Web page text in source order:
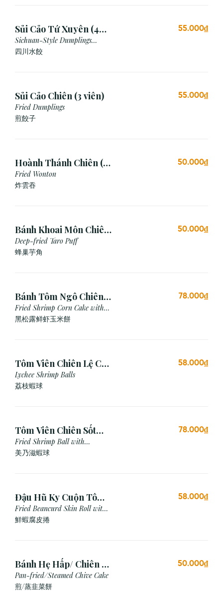
Sủi Cảo Tứ Xuyên (4
viên)
Sichuan-Style Dumplings
(Spicy)
四川水餃
55.000₫
Sủi Cảo Chiên (3 viên)
Fried Dumplings
煎餃子
55.000₫
Hoành Thánh Chiên (3
viên)
Fried Wonton
炸雲吞
50.000₫
Bánh Khoai Môn Chiên
Xù (3 viên)
Deep-fried Taro Puff
蜂巢芋角
50.000₫
Bánh Tôm Ngô Chiên
Nấm Truffle (3 viên)
Fried Shrimp Corn Cake with
Truffle
黑松露鲜虾玉米餅
78.000₫
Tôm Viên Chiên Lệ Chi
(3 viên)
Lychee Shrimp Balls
荔枝蝦球
58.000₫
Tôm Viên Chiên Sốt
Mayonnaise (3 viên)
Fried Shrimp Ball with
Mayonnaise Sauce
美乃滋蝦球
78.000₫
Đậu Hũ Ky Cuộn Tôm
Chiên (3 cái)
Fried Beancurd Skin Roll with
Shrimp
鮮蝦腐皮捲
58.000₫
Bánh Hẹ Hấp/ Chiên (3
Cái)
Pan-fried/Steamed Chive Cake
煎/蒸韭菜餅
50.000₫